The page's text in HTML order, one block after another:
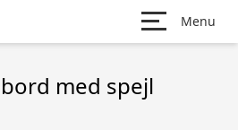
Menu
med spejl